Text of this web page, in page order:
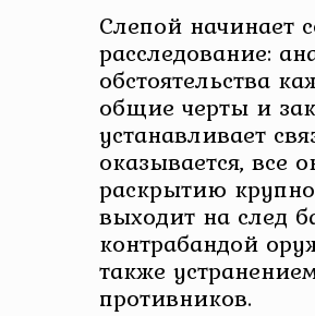
Слепой начинает
расследование:
обстоятельства
общие черты и
устанавливает
оказывается, все
раскрытию
выходит на след
контрабандой
также
противников.